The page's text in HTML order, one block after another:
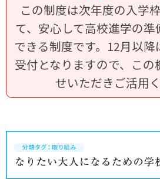
この制度は次年度の入学
て、安心して高校進学の
できる制度です。12月以
受付となりますので、この
せいただきご活用く